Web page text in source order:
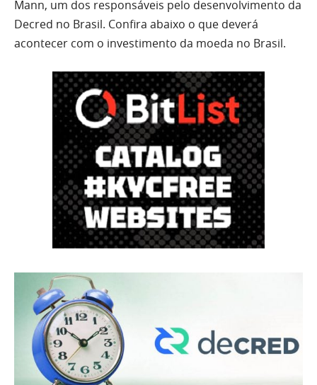
Mann, um dos responsáveis pelo desenvolvimento da
Decred no Brasil. Confira abaixo o que deverá
acontecer com o investimento da moeda no Brasil.